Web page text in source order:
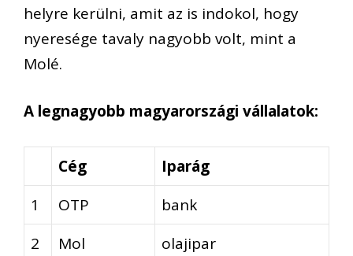
helyre kerülni, amit az is indokol, hogy
nyeresége tavaly nagyobb volt, mint a
Molé.
A legnagyobb magyarországi vállalatok:
Cég
Iparág
1
OTP
bank
2
Mol
olajipar